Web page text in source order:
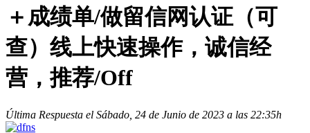
＋成绩单/做留信网认证（可
查）线上快速操作，诚信经
营，推荐/Off
Última Respuesta el Sábado, 24 de Junio de 2023 a las 22:35h